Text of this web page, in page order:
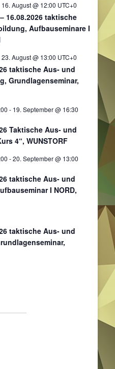
16. August @ 12:00 UTC+0
16.08.2026 taktische
Aufbauseminare I
23. August @ 13:00 UTC+0
taktische Aus- und
Grundlagenseminar,
- 19. September @ 16:30
Taktische Aus- und
4“, WUNSTORF
-20. September @ 13:00
taktische Aus- und
I NORD,
taktische Aus- und